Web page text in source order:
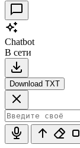
Chatbot
В сети
Download TXT